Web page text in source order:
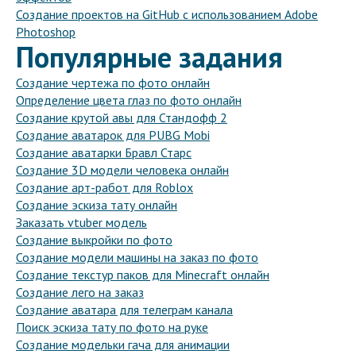
Создание проектов на GitHub с использованием Adobe
Photoshop
Популярные задания
Создание чертежа по фото онлайн
Определение цвета глаз по фото онлайн
Создание крутой авы для Стандофф 2
Создание аватарок для PUBG Mobi
Создание аватарки Бравл Старс
Создание 3D модели человека онлайн
Создание арт-работ для Roblox
Создание эскиза тату онлайн
Заказать vtuber модель
Создание выкройки по фото
Создание модели машины на заказ по фото
Создание текстур паков для Minecraft онлайн
Создание лего на заказ
Создание аватара для телеграм канала
Поиск эскиза тату по фото на руке
Создание модельки гача для анимации